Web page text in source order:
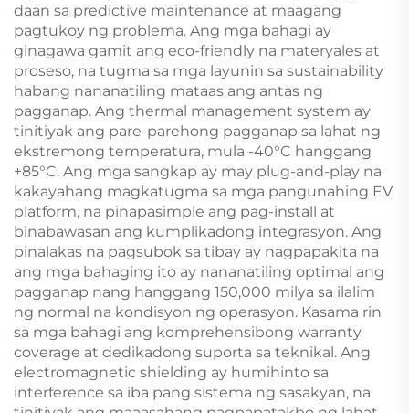
daan sa predictive maintenance at maagang
pagtukoy ng problema. Ang mga bahagi ay
ginagawa gamit ang eco-friendly na materyales at
proseso, na tugma sa mga layunin sa sustainability
habang nananatiling mataas ang antas ng
pagganap. Ang thermal management system ay
tinitiyak ang pare-parehong pagganap sa lahat ng
ekstremong temperatura, mula -40°C hanggang
+85°C. Ang mga sangkap ay may plug-and-play na
kakayahang magkatugma sa mga pangunahing EV
platform, na pinapasimple ang pag-install at
binabawasan ang kumplikadong integrasyon. Ang
pinalakas na pagsubok sa tibay ay nagpapakita na
ang mga bahaging ito ay nananatiling optimal ang
pagganap nang hanggang 150,000 milya sa ilalim
ng normal na kondisyon ng operasyon. Kasama rin
sa mga bahagi ang komprehensibong warranty
coverage at dedikadong suporta sa teknikal. Ang
electromagnetic shielding ay humihinto sa
interference sa iba pang sistema ng sasakyan, na